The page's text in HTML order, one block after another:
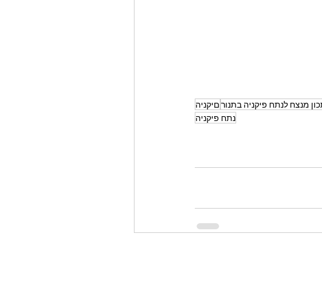
מנצח לנתח פיקניה בתנורםיקניה
נתח פיקניה